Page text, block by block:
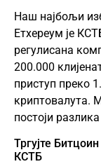
Наш најбољи
Етхереум је
регулисана
200.000
приступ преко
криптовалута.
постоји
Тргујте
КСТБ